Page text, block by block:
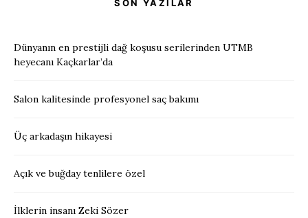
SON YAZILAR
Dünyanın en prestijli dağ koşusu serilerinden UTMB
heyecanı Kaçkarlar’da
Salon kalitesinde profesyonel saç bakımı
Üç arkadaşın hikayesi
Açık ve buğday tenlilere özel
İlklerin insanı Zeki Sözer